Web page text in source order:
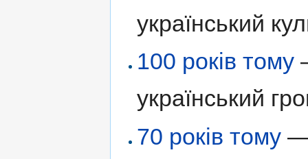
український
100 років тому
український
70 років тому